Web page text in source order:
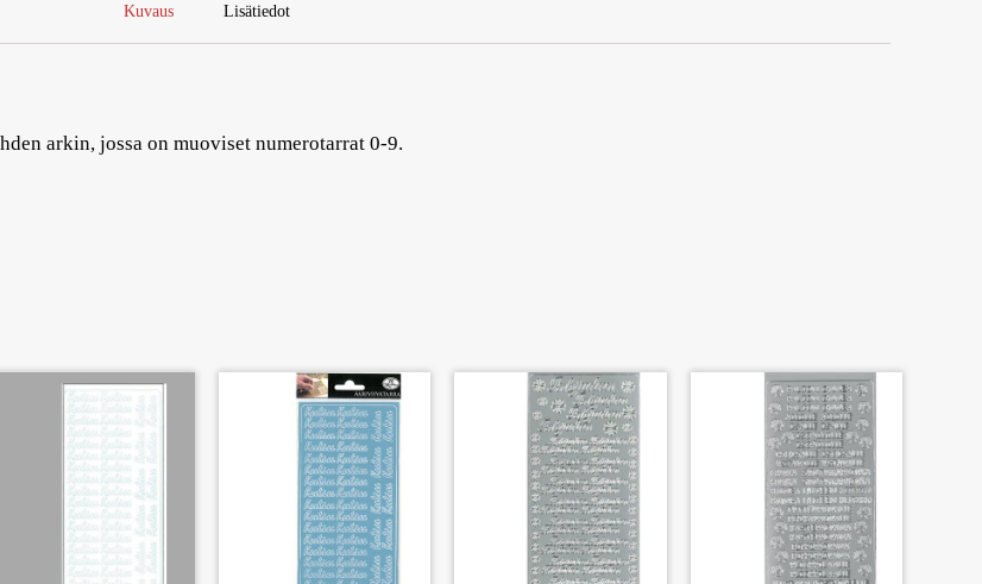
Kuvaus Lisätiedot
arkin, jossa on muoviset numerotarrat 0-9.